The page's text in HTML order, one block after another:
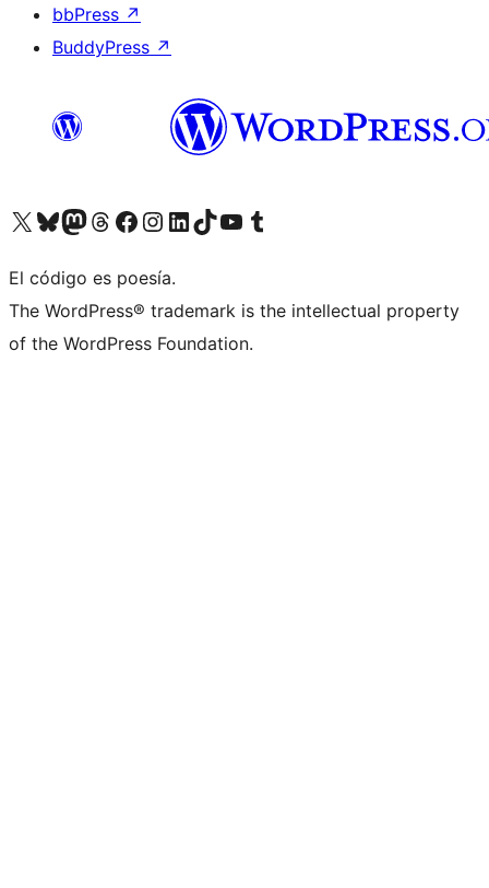
bbPress ↗
BuddyPress ↗
Visitá nuestra cuenta de X (anteriormente Twitter)
Visitá nuestra cuenta de Bluesky
Visitá nuestra cuenta de Mastodon
Visitá nuestra cuenta de Threads
Visitá nuestra página de Facebook
Visitá nuestra cuenta de Instagram
Visitá nuestra cuenta de LinkedIn
Visitá nuestra cuenta de TikTok
Visitá nuestro canal de YouTube
Visitá nuestra cuenta de Tumblr
El código es poesía.
The WordPress® trademark is the intellectual property
of the WordPress Foundation.